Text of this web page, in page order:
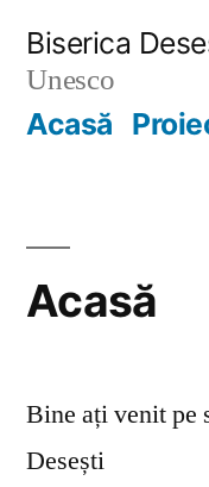
content
Biserica
Unesco
Acasă
Acasă
Bine ați venit pe
Desești